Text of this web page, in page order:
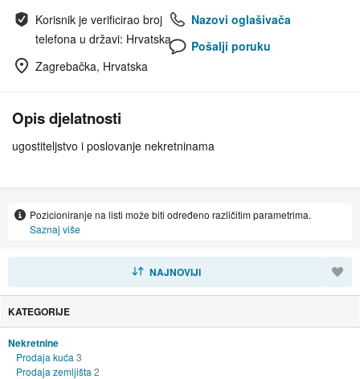
Korisnik je verificirao broj
telefona u državi: Hrvatska
Zagrebačka, Hrvatska
Nazovi oglašivača
Pošalji poruku
Opis djelatnosti
ugostiteljstvo i poslovanje nekretninama
Pozicioniranje na listi može biti određeno različitim parametrima.
Saznaj više
NAJNOVIJI
KATEGORIJE
Nekretnine
Prodaja kuća 3
Prodaja zemljišta 2